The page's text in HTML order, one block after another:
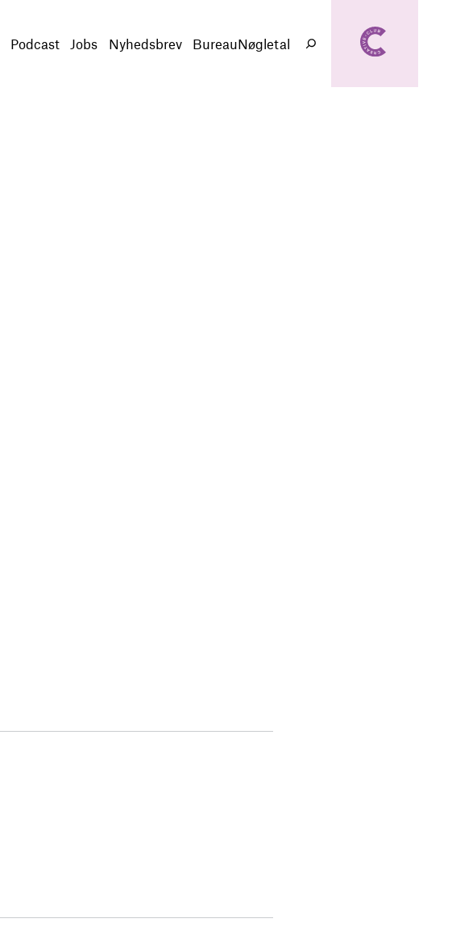
Podcast Jobs Nyhedsbrev BureauNøgletal
Søg